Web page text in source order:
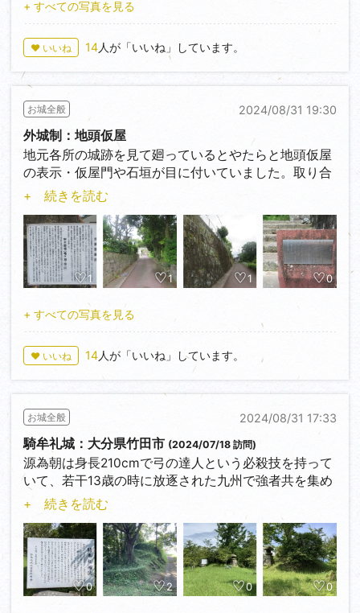
ん、モリハンさん、新たな方々の投稿を見る事が出来
ましたね。型に拘らず、独自の視点やアプローチで城
に対して自由に発信し続けて下さると裾野が広がると
思います。当然、先頭は城キチSin氏の独走で。
り込んだ堀切が見所なのですが、それに対して少々土
塁が少な目に感じました。
大分県には牟礼の付く城跡が多く意味を調べてみると
古代朝鮮語で山を表すのだとか。牟礼の付く城跡は残
す。次回も寄り道して、お隣の小山田城の投稿へ。
+ すべての写真を見る
♥ いいね 14人が「いいね」しています。
2024/08/31 19:30
お城全般
外城制：地頭仮屋
地元各所の城跡を見て廻っているとやたらと地頭仮屋
の表示・仮屋門や石垣が目に付いていました。取り合
えず写真に納めていて、30か所を超えた頃に地頭仮屋
とは何だろうと調べてみました。その頃は全国に存在
しているものとばかりと思っていて荘園関係の地頭な
のだろうと思っていました。ですがこの地頭仮屋は薩
摩藩特有の制度で荘園関係の地頭とは全く関係なく薩
摩藩特有なのだとか。この制度を外城制といい当時薩
同様の制度がお隣熊本県の人吉藩でも導入されていた
そうです。詳細は以後順次・・。
この外城制の遺構について、地元発信のローカルネタ
として遺構を不定期で投稿しようかと。何しろ100か
が。
1～3：串木野郷地頭仮屋：いちき串木野市
・・・登録城の串木野城の一角にあります、串木野麓
として武家屋敷の遺構も残っています。遺構は石垣で
すが表示板によると明治期築造なのだとか
4～6：加世田郷地頭仮屋：南さつま市加世田
・・・最寄りの城跡は加世田城、そこを中心に麓が形
成されています。遺構は階段や門柱、築造時期は不明
です。
+ 続きを読む
1 1 1 0
+ すべての写真を見る
♥ いいね 14人が「いいね」しています。
2024/08/31 17:33
お城全般
騎牟礼城：大分県竹田市 (2024/07/18 訪問)
源為朝は身長210cmで弓の達人という必殺技を持って
いて、若干13歳の時に放逐された九州で強者共を集め
ながら数十回の戦を繰り返し、たちまち悪人共を駆逐
し平定した後、強者28騎と共に京の都に上洛する。こ
の時為朝17歳。
多少端折ってはみたが、概ね為朝は九州にいる頃はそ
んなだったらしい。だけどこのプロットは良く目にし
+ 続きを読む
0 2 0 0